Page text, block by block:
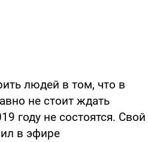
людей в том, что в
не стоит ждать
году не состоятся. Свой
в эфире